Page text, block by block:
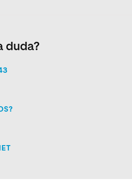
duda?